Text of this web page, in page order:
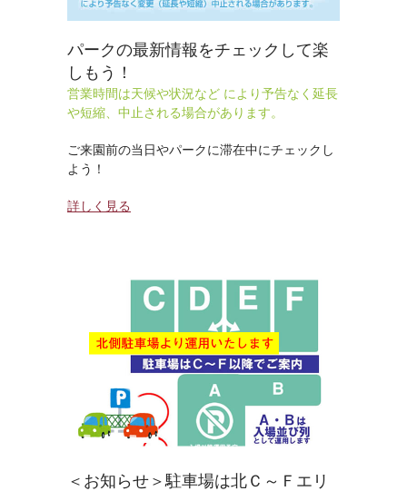
パークの最新情報をチェックして楽
しもう！
営業時間は天候や状況など により予告なく延長
や短縮、中止される場合があります。
ご来園前の当日やパークに滞在中にチェックし
よう！
詳しく見る
＜お知らせ＞駐車場は北Ｃ～Ｆエリ